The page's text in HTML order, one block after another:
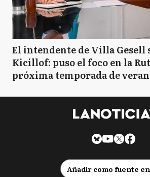
El intendente de Villa Gesell
Kicillof: puso el foco en la
próxima temporada de
Añadir como fuente en